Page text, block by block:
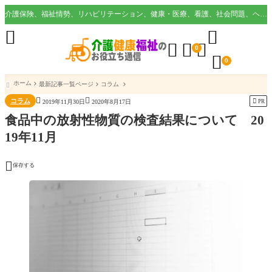
介護保険、福祉情勢、リハビリテーション、健康・医療、看護、社会問題、ヘルスケア業界など様々な切り口から役立つ情報を配信。
  0

 0

 ホーム 最新記事一覧ページ コラム
コラム  2019年11月30日  2020年8月17日  PR
食品中の放射性物質の検査結果について 20
19年11月
 保存する